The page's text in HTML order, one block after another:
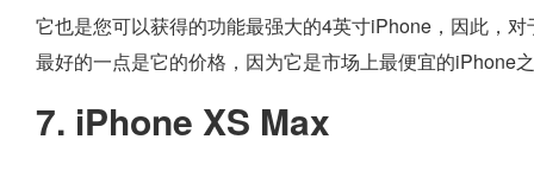
它也是您可以获得的功能最强大的4英寸iPhone，因此，
最好的一点是它的价格，因为它是市场上最便宜的iPhone
7. iPhone XS Max